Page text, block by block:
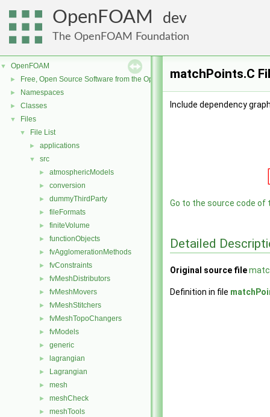
OpenFOAM dev
The OpenFOAM Foundation
▼ OpenFOAM
► Free, Open Source Software from the OpenFOAM Foundation
► Namespaces
► Classes
▼ Files
▼ File List
► applications
▼ src
► atmosphericModels
► conversion
► dummyThirdParty
► fileFormats
► finiteVolume
► functionObjects
► fvAgglomerationMethods
► fvConstraints
► fvMeshDistributors
► fvMeshMovers
► fvMeshStitchers
► fvMeshTopoChangers
► fvModels
► generic
► lagrangian
► Lagrangian
► mesh
► meshCheck
► meshTools
matchPoints.C
Include dependency
Go to the source code of
Detailed
Original source file
Definition in file